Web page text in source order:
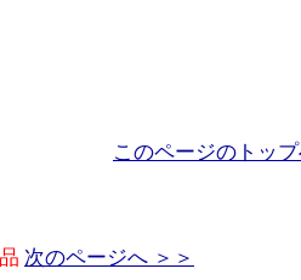
このページのトッ
次のページへ ＞＞